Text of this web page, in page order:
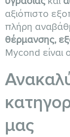
αξιόπιστο
πλήρη
θέρμανσης,
Mycond είναι
μας